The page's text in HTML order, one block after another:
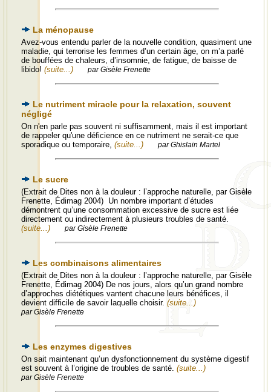
La ménopause
Avez-vous entendu parler de la nouvelle condition, quasiment une
maladie, qui terrorise les femmes d’un certain âge, on m’a parlé
de bouffées de chaleurs, d’insomnie, de fatigue, de baisse de
libido! (suite...) par Gisèle Frenette
Le nutriment miracle pour la relaxation, souvent
négligé
On n'en parle pas souvent ni suffisamment, mais il est important
de rappeler qu'une déficience en ce nutriment ne serait-ce que
sporadique ou temporaire, (suite...) par Ghislain Martel
Le sucre
(Extrait de Dites non à la douleur : l’approche naturelle, par Gisèle
Frenette, Édimag 2004) Un nombre important d’études
démontrent qu’une consommation excessive de sucre est liée
directement ou indirectement à plusieurs troubles de santé.
(suite...)
par Gisèle Frenette
Les combinaisons alimentaires
(Extrait de Dites non à la douleur : l’approche naturelle, par Gisèle
Frenette, Édimag 2004) De nos jours, alors qu’un grand nombre
d’approches diététiques vantent chacune leurs bénéfices, il
devient difficile de savoir laquelle choisir. (suite...)
par Gisèle Frenette
Les enzymes digestives
On sait maintenant qu’un dysfonctionnement du système digestif
est souvent à l’origine de troubles de santé. (suite...)
par Gisèle Frenette